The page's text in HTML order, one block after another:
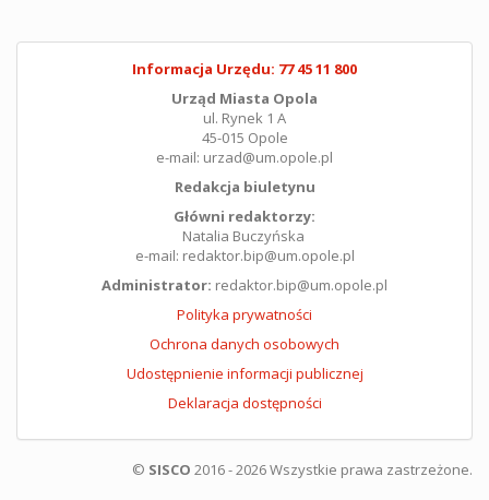
Informacja Urzędu: 77 45 11 800
Urząd Miasta Opola
ul. Rynek 1 A
45-015 Opole
e-mail: urzad@um.opole.pl
Redakcja biuletynu
Główni redaktorzy:
Natalia Buczyńska
e-mail: redaktor.bip@um.opole.pl
Administrator: redaktor.bip@um.opole.pl
Polityka prywatności
Ochrona danych osobowych
Udostępnienie informacji publicznej
Deklaracja dostępności
© SISCO 2016 - 2026 Wszystkie prawa zastrzeżone.